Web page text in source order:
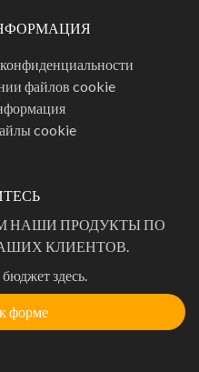
файлов cookie
cookie
НАШИ ПРОДУКТЫ ПО
КЛИЕНТОВ.
здесь.
форме